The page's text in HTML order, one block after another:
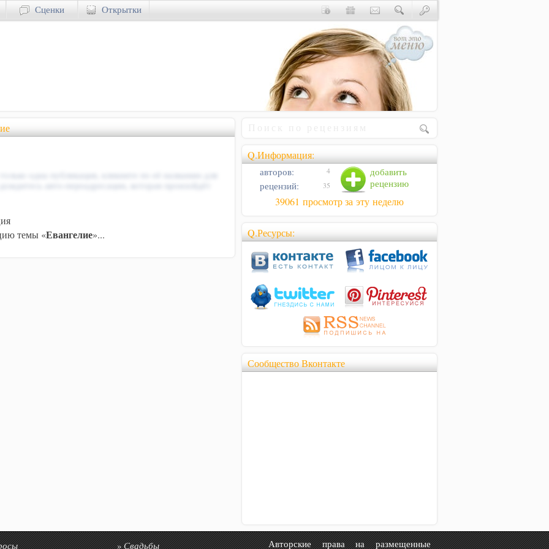
темы «Евангелие»...
Q.Информация:
добавить
рецензию
авторов: 4
рецензий: 35
39061 просмотр за эту неделю
Q.Ресурсы:
Сообщество Вконтакте
Сценки Открытки
»Свадьбы Авторские права на размещенные